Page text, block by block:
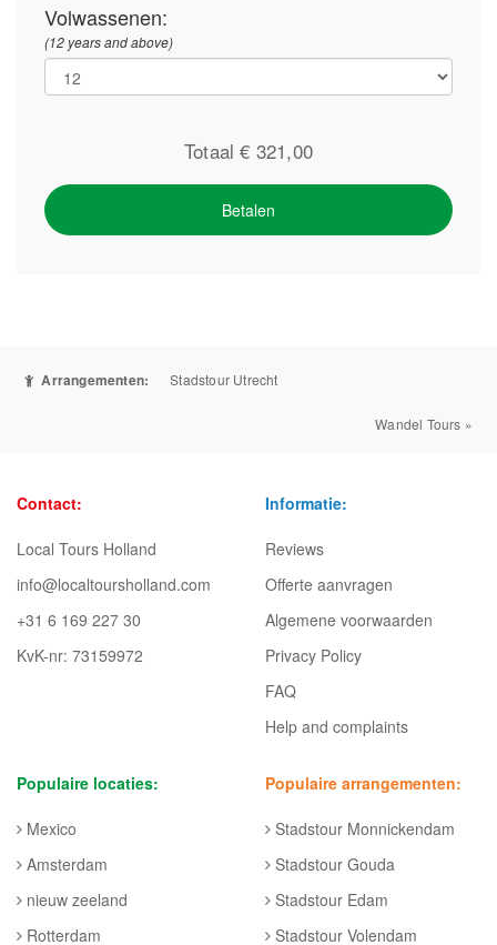
Volwassenen:
(12 years and above)
Totaal € 321,00
Betalen
Arrangementen: Stadstour Utrecht
Wandel Tours »
Contact:
Local Tours Holland
info@localtoursholland.com
+31 6 169 227 30
KvK-nr: 73159972
Informatie:
Reviews
Offerte aanvragen
Algemene voorwaarden
Privacy Policy
FAQ
Help and complaints
Populaire locaties:
Mexico
Amsterdam
nieuw zeeland
Rotterdam
Populaire arrangementen:
Stadstour Monnickendam
Stadstour Gouda
Stadstour Edam
Stadstour Volendam